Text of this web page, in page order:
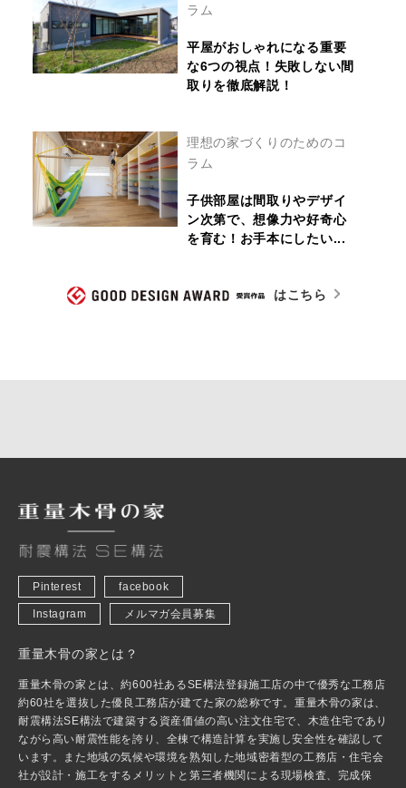
ラム
平屋がおしゃれになる重要
な6つの視点！失敗しない間
取りを徹底解説！
理想の家づくりのためのコ
ラム
子供部屋は間取りやデザイ
ン次第で、想像力や好奇心
を育む！お手本にしたい...
はこちら
Pinterest facebook
Instagram メルマガ会員募集
重量木骨の家とは？
重量木骨の家とは、約600社あるSE構法登録施工店の中で優秀な工務店
約60社を選抜した優良工務店が建てた家の総称です。重量木骨の家は、
耐震構法SE構法で建築する資産価値の高い注文住宅で、木造住宅であり
ながら高い耐震性能を誇り、全棟で構造計算を実施し安全性を確認して
います。また地域の気候や環境を熟知した地域密着型の工務店・住宅会
社が設計・施工をするメリットと第三者機関による現場検査、完成保